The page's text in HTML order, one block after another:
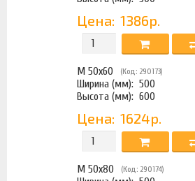
Цена: 1386р.
М 50х60 (Код: 290173)
Ширина (мм): 500
Высота (мм): 600
Цена: 1624р.
М 50х80 (Код: 290174)